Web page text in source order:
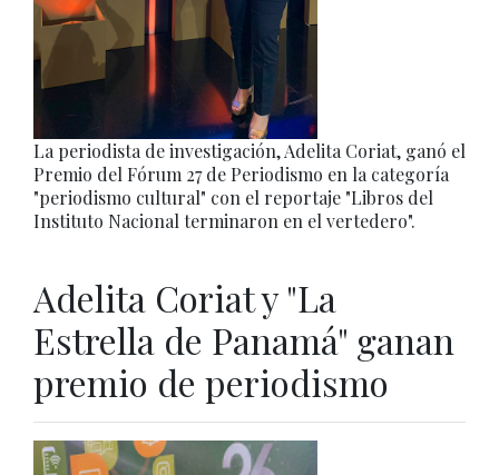
La periodista de investigación, Adelita Coriat, ganó el
Premio del Fórum 27 de Periodismo en la categoría
"periodismo cultural" con el reportaje "Libros del
Instituto Nacional terminaron en el vertedero".
Adelita Coriat y "La
Estrella de Panamá" ganan
premio de periodismo